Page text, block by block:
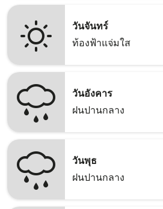
วันจันทร์
ท้องฟ้าแจ่มใส
วันอังคาร
ฝนปานกลาง
วันพุธ
ฝนปานกลาง